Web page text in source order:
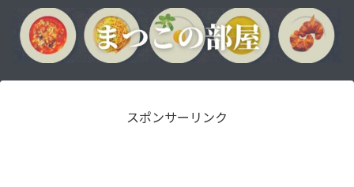
スポンサーリンク